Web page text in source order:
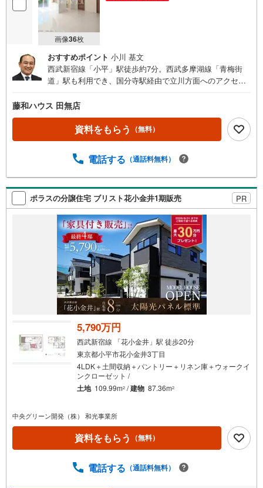
画像36枚
おすすめポイント 小川 基文
西武新宿線「小平」駅徒歩約7分。西武多摩湖線「青梅街
道」駅も利用でき、国分寺駅経由で立川方面へのアクセス
楽しめる設備が充実しております。
藤和ハウス 田無店
資料をもらう （無料）
電話する （通話料無料）
ポラスの分譲住宅 ブリスト花小金井1期販売 PR
5,790万円
西武新宿線 「花小金井」駅 徒歩20分
東京都小平市花小金井3丁目
4LDK＋土間収納＋パントリー＋リネン庫＋ウォークイ
ンクローゼット /
土地 109.99m2 /建物 87.36m2
中央グリーン開発（株） 和光事業所
資料をもらう （無料）
電話する （通話料無料）